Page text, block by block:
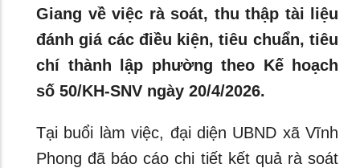
Giang về việc rà soát, thu thập tài liệu
đánh giá các điều kiện, tiêu chuẩn, tiêu
chí thành lập phường theo Kế hoạch
số 50/KH-SNV ngày 20/4/2026.
Tại buổi làm việc, đại diện UBND xã Vĩnh
Phong đã báo cáo chi tiết kết quả rà soát